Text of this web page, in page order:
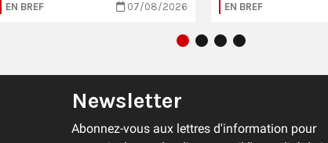
EN BREF 07/08/2026 EN BREF
Newsletter
Abonnez-vous aux lettres d'information pour